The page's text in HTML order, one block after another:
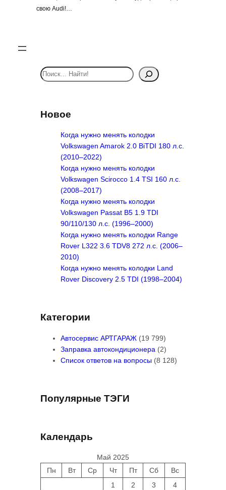
свою Audi!…
S
e
c
Новое
Когда нужно менять колодки
Volkswagen Amarok 2.0 BiTDI 180 л.с.
(2010–2022)
Когда нужно менять колодки
Volkswagen Scirocco 1.4 TSI 160 л.с.
(2008–2017)
Когда нужно менять колодки
Volkswagen Passat B5 1.9 TDI
90/110/130 л.с. (1996–2000)
Когда нужно менять колодки Range
Rover L322 3.6 TDV8 272 л.с. (2006–
2010)
Когда нужно менять колодки Land
Rover Discovery 2.5 TDI (1998–2004)
Категории
Автосервис АРТГАРАЖ (19 799)
Заправка автокондиционера (2)
Список ответов на вопросы (8 128)
Популярные ТЭГИ
Календарь
Май 2025
Пн
Вт Ср Чт Пт Сб
Вс
1
2 3
4